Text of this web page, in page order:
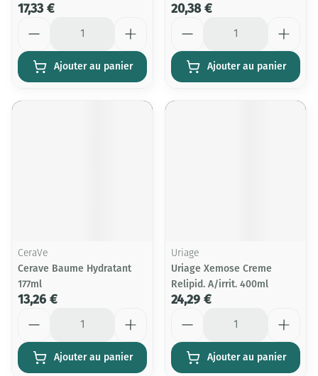
17,33 €
Ajouter au panier
20,38 €
Ajouter au panier
CeraVe
Cerave Baume Hydratant
177ml
13,26 €
Ajouter au panier
Uriage
Uriage Xemose Creme
Relipid. A/irrit. 400ml
24,29 €
Ajouter au panier